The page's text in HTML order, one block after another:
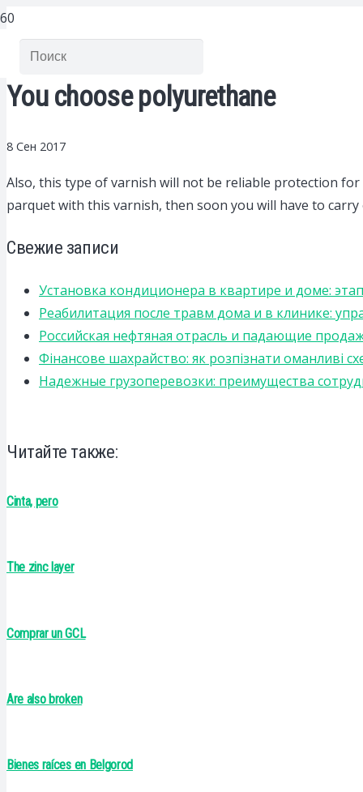
You choose polyurethane
8 Сен 2017
Also, this type of varnish will not be reliable protection
parquet with this varnish, then soon you will have to
Свежие записи
Установка кондиционера в квартире и доме:
Реабилитация после травм дома и в клинике:
Российская нефтяная отрасль и падающие
Фінансове шахрайство: як розпізнати оманливі
Надежные грузоперевозки: преимущества
Читайте также:
Cinta, pero
The zinc layer
Comprar un GCL
Are also broken
Bienes raíces en Belgorod